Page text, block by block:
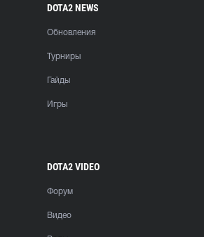
DOTA2 NEWS
Обновления
Турниры
Гайды
Игры
DOTA2 VIDEO
Форум
Видео